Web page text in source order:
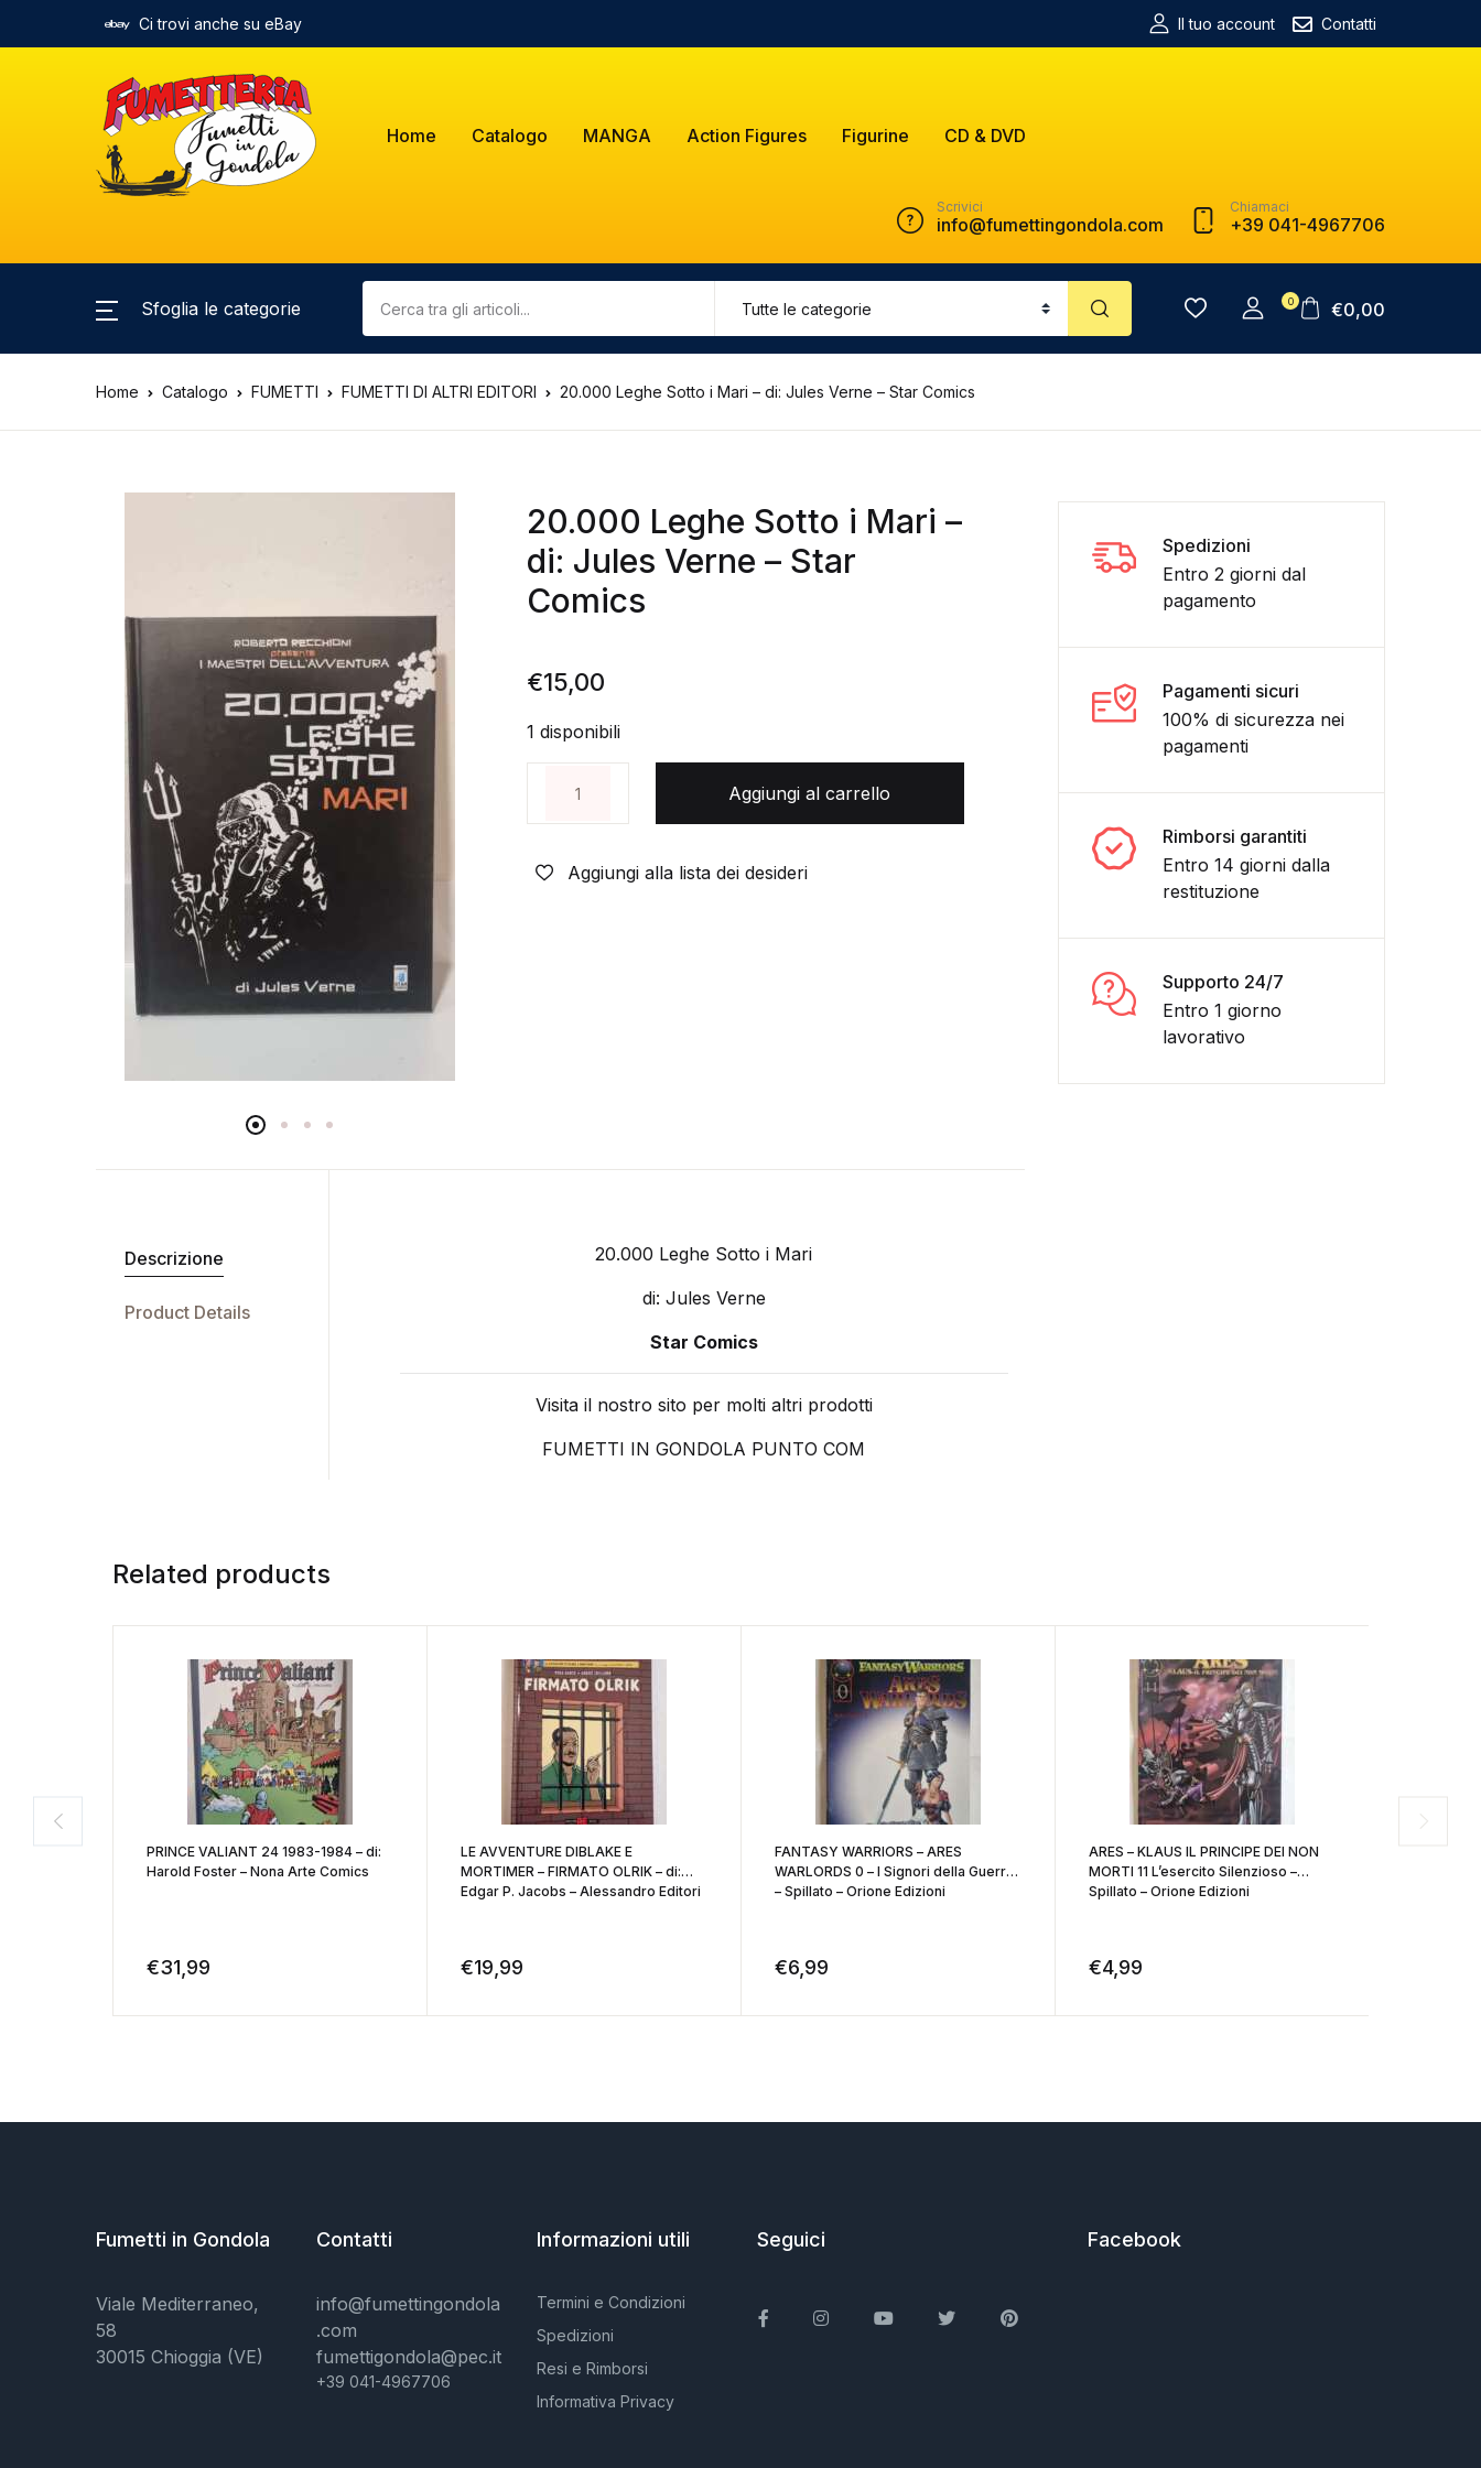
Ci trovi anche su eBay Il tuo account Contatti
Home Catalogo MANGA Action Figures Figurine CD & DVD
Scrivici
info@fumettingondola.com
Chiamaci
+39 041-4967706
Sfoglia le categorie 0 €0,00
Home Catalogo FUMETTI FUMETTI DI ALTRI EDITORI 20.000 Leghe Sotto i Mari – di: Jules Verne – Star Comics
20.000 Leghe Sotto i Mari –
di: Jules Verne – Star
Comics
€15,00
1 disponibili
Aggiungi al carrello
Aggiungi alla lista dei desideri
Descrizione
Product Details
20.000 Leghe Sotto i Mari
di: Jules Verne
Star Comics
Visita il nostro sito per molti altri prodotti
FUMETTI IN GONDOLA PUNTO COM
Spedizioni
Entro 2 giorni dal
pagamento
Pagamenti sicuri
100% di sicurezza nei
pagamenti
Rimborsi garantiti
Entro 14 giorni dalla
restituzione
Supporto 24/7
Entro 1 giorno
lavorativo
Related products
PRINCE VALIANT 24 1983-1984 – di:
Harold Foster – Nona Arte Comics
€31,99
LE AVVENTURE DIBLAKE E
MORTIMER – FIRMATO OLRIK – di:
Edgar P. Jacobs – Alessandro Editori
€19,99
FANTASY WARRIORS – ARES
WARLORDS 0 – I Signori della Guerra
– Spillato – Orione Edizioni
€6,99
ARES – KLAUS IL PRINCIPE DEI NON
MORTI 11 L’esercito Silenzioso –
Spillato – Orione Edizioni
€4,99
Fumetti in Gondola
Viale Mediterraneo,
58
30015 Chioggia (VE)
Contatti
info@fumettingondola
.com
fumettigondola@pec.it
+39 041-4967706
Informazioni utili
Termini e Condizioni
Spedizioni
Resi e Rimborsi
Informativa Privacy
Seguici
FacebookInstagramYou TubeTwitter Pinterest
Facebook